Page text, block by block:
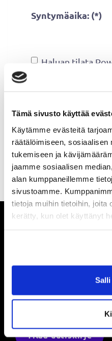
Tämä sivusto käyttää
Käytämme evästeitä
räätälöimiseen, sosiaalisen
tukemiseen ja
jaamme sosiaalisen
alan kumppaneillemme
sivustoamme.
tietoja muihin tietoihin, joita
kerätty, kun olet käyttänyt
Salli
Syntymäaika: (*)
Haluan tilata
(*) Tieto on
tarjouksemme.
Tilaa uutiskirje